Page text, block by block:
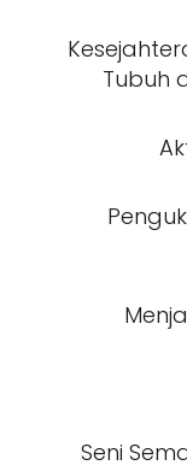
Tubuh
Seni